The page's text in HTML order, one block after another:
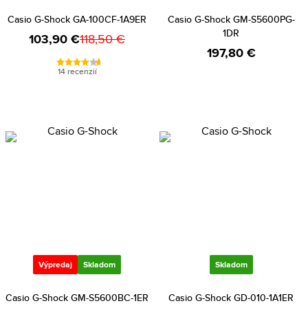
Casio G-Shock GA-100CF-1A9ER
103,90 €118,50 €
14 recenzií
Casio G-Shock GM-S5600PG-
1DR
197,80 €
Výpredaj Skladom
Casio G-Shock GM-S5600BC-1ER
Skladom
Casio G-Shock GD-010-1A1ER